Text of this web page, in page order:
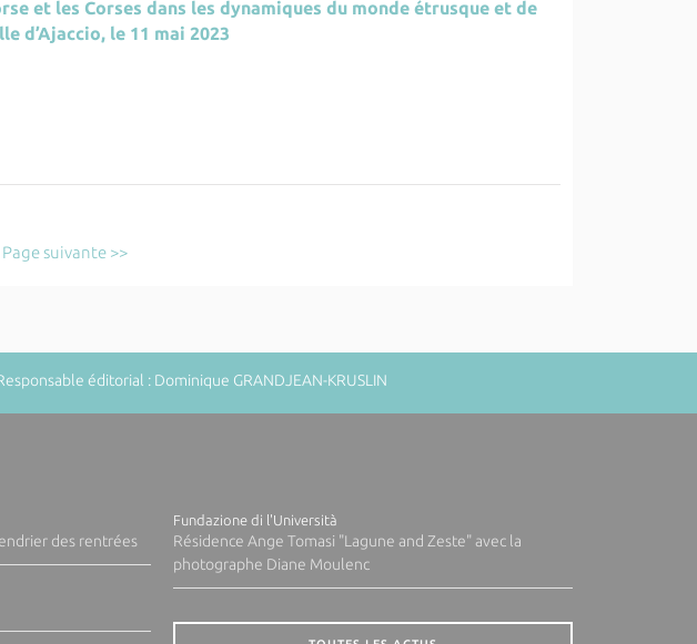
et les Corses dans les dynamiques du monde étrusque et de
d’Ajaccio, le 11 mai 2023
Page suivante >>
éditorial : Dominique GRANDJEAN-KRUSLIN
des rentrées
Fundazione di l'Università
Résidence Ange Tomasi "Lagune and Zeste" avec la
photographe Diane Moulenc